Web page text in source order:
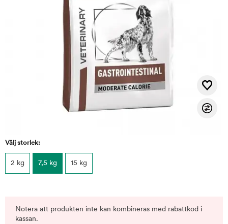
Välj storlek:
2 kg 7,5 kg 15 kg
Notera att produkten inte kan kombineras med rabattkod i
kassan.